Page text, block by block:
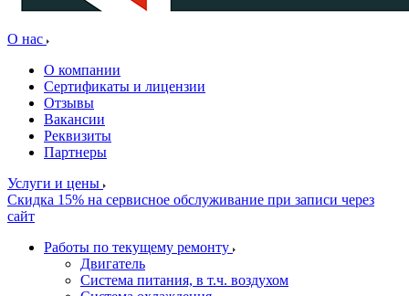
О нас
О компании
Сертификаты и лицензии
Отзывы
Вакансии
Реквизиты
Партнеры
Услуги и цены
Скидка 15% на сервисное обслуживание при записи через
сайт
Работы по текущему ремонту
Двигатель
Система питания, в т.ч. воздухом